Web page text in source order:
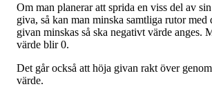
Om man planerar att sprida en viss del av
giva, så kan man minska samtliga rutor med
givan minskas så ska negativt värde anges.
värde blir 0.
Det går också att höja givan rakt över
värde.